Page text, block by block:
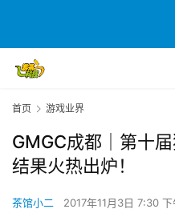
首页 游戏业界
GMGC成都｜第十
结果火热出炉！
茶馆小二 2017年11月3日 7:30 下